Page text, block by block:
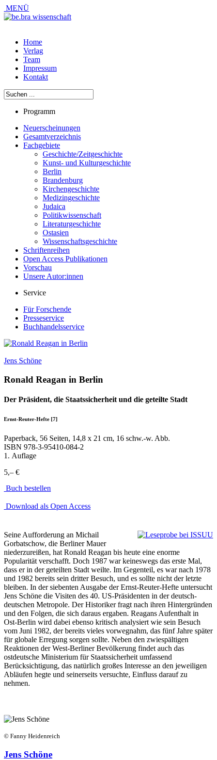
MENÜ
Home
Verlag
Team
Impressum
Kontakt
Programm
Neuerscheinungen
Gesamtverzeichnis
Fachgebiete
Geschichte/Zeitgeschichte
Kunst- und Kulturgeschichte
Berlin
Brandenburg
Kirchengeschichte
Medizingeschichte
Judaica
Politikwissenschaft
Literaturgeschichte
Ostasien
Wissenschaftsgeschichte
Schriftenreihen
Open Access Publikationen
Vorschau
Unsere Autor:innen
Service
Für Forschende
Presseservice
Buchhandelsservice
Jens Schöne
Ronald Reagan in Berlin
Der Präsident, die Staatssicherheit und die geteilte Stadt
Ernst-Reuter-Hefte [7]
Paperback, 56 Seiten, 14,8 x 21 cm, 16 schw.-w. Abb.
ISBN 978-3-95410-084-2
1. Auflage
5,– €
Buch bestellen
Download als Open Access
Seine Aufforderung an Michail
Gorbatschow, die Berliner Mauer
niederzureißen, hat Ronald Reagan bis heute eine enorme
Popularität verschafft. Doch 1987 war keineswegs das erste Mal,
dass er in der geteilten Stadt weilte. Im Gegenteil, es war nach 1978
und 1982 bereits sein dritter Besuch, und es sollte nicht der letzte
bleiben. In der siebenten Ausgabe der Ernst-Reuter-Hefte untersucht
Jens Schöne die Visiten des 40. US-Präsidenten in der deutsch-
deutschen Metropole. Der Historiker fragt nach ihren Hintergründen
und den Folgen, die sich daraus ergaben. Reagans Aufenthalt in
Ost-Berlin wird dabei ebenso kritisch analysiert wie sein Besuch
vom Juni 1982, der bereits vieles vorwegnahm, das fünf Jahre später
für globale Erregung sorgen sollte. Neben den zwiespältigen
Reaktionen der West-Berliner Bevölkerung findet auch das
ostdeutsche Ministerium für Staatssicherheit umfassend
Berücksichtigung, das natürlich großes Interesse an den jeweiligen
Abläufen hegte und seinerseits versuchte, Einfluss darauf zu
nehmen.
© Fanny Heidenreich
Jens Schöne